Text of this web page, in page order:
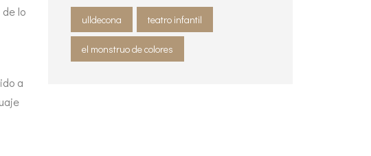
lo
a
ulldecona teatro infantil
el monstruo de colores